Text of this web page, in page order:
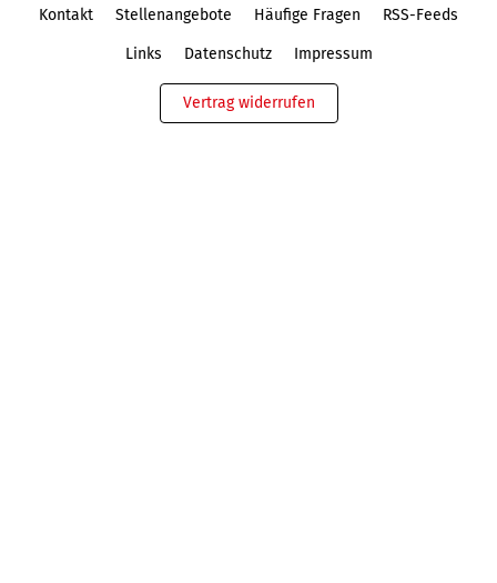
Kontakt Stellenangebote Häufige Fragen RSS-Feeds
Links Datenschutz Impressum
Vertrag widerrufen